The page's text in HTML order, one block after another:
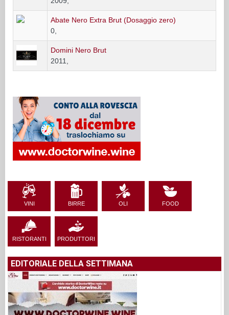
Abate Nero Extra Brut (Dosaggio zero)
0,
Domini Nero Brut
2011,
VINI BIRRE OLI FOOD
RISTORANTI PRODUTTORI
EDITORIALE DELLA SETTIMANA